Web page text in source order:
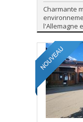
Charmante
l'Allemagne